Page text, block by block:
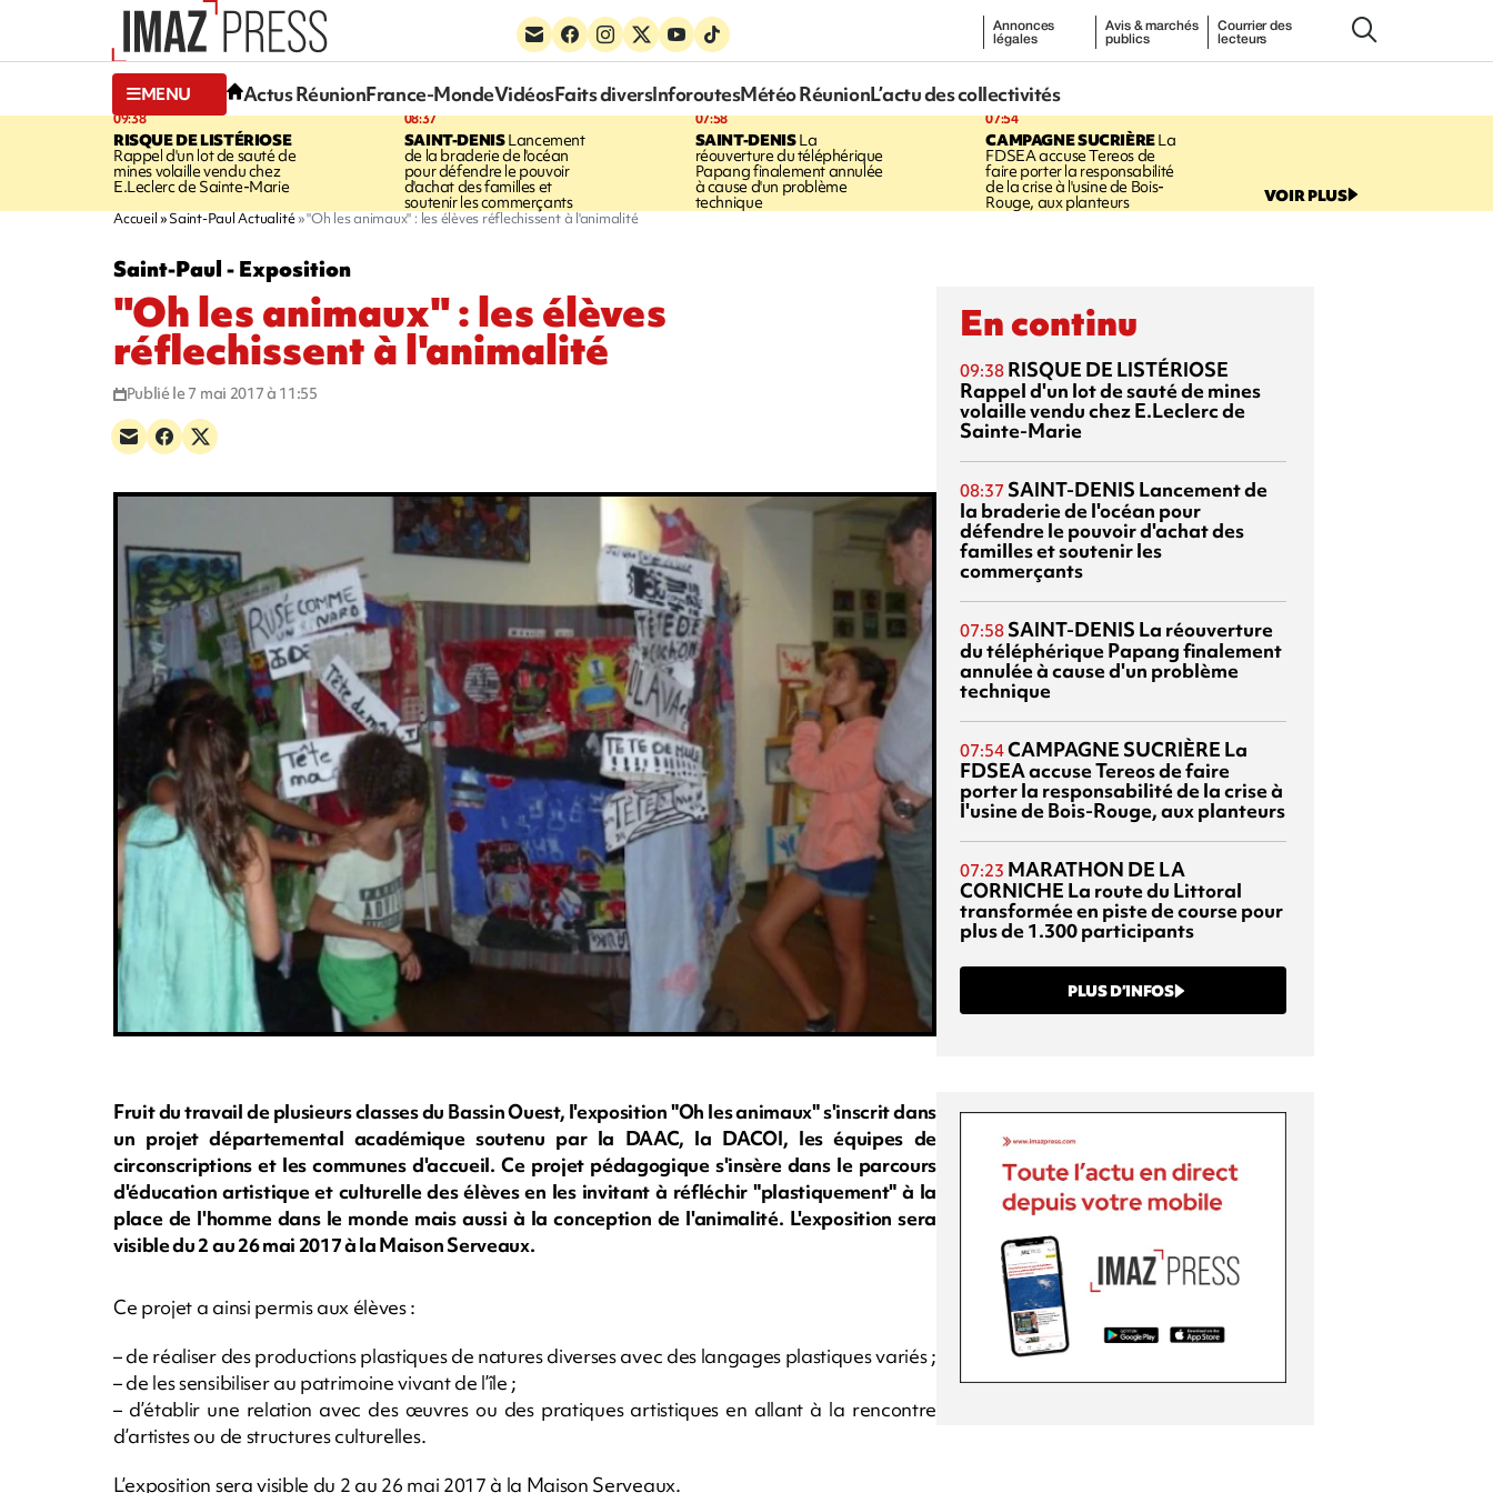
Annonces
légales
Avis & marchés
publics
Courrier des
lecteurs
MENU Actus RéunionFrance-MondeVidéosFaits diversInforoutesMétéo RéunionL’actu des collectivités
09:38
RISQUE DE LISTÉRIOSE
Rappel d'un lot de sauté de
mines volaille vendu chez
E.Leclerc de Sainte-Marie
08:37
SAINT-DENISLancement
de la braderie de l'océan
pour défendre le pouvoir
d'achat des familles et
soutenir les commerçants
07:58
SAINT-DENISLa
réouverture du téléphérique
Papang finalement annulée
à cause d'un problème
technique
07:54
CAMPAGNE SUCRIÈRELa
FDSEA accuse Tereos de
faire porter la responsabilité
de la crise à l'usine de Bois-
Rouge, aux planteurs VOIR PLUS
Accueil Saint-Paul Actualité "Oh les animaux" : les élèves réflechissent à l'animalité
Saint-Paul - Exposition
"Oh les animaux" : les élèves
réflechissent à l'animalité
Publié le 7 mai 2017 à 11:55
Fruit du travail de plusieurs classes du Bassin Ouest, l'exposition "Oh les animaux" s'inscrit dans
un projet départemental académique soutenu par la DAAC, la DACOI, les équipes de
circonscriptions et les communes d'accueil. Ce projet pédagogique s'insère dans le parcours
d'éducation artistique et culturelle des élèves en les invitant à réfléchir "plastiquement" à la
place de l'homme dans le monde mais aussi à la conception de l'animalité. L'exposition sera
visible du 2 au 26 mai 2017 à la Maison Serveaux.
Ce projet a ainsi permis aux élèves :
– de réaliser des productions plastiques de natures diverses avec des langages plastiques variés ;
– de les sensibiliser au patrimoine vivant de l’île ;
– d’établir une relation avec des œuvres ou des pratiques artistiques en allant à la rencontre
d’artistes ou de structures culturelles.
L’exposition sera visible du 2 au 26 mai 2017 à la Maison Serveaux.
En continu
09:38 RISQUE DE LISTÉRIOSE
Rappel d'un lot de sauté de mines
volaille vendu chez E.Leclerc de
Sainte-Marie
08:37 SAINT-DENIS Lancement de
la braderie de l'océan pour
défendre le pouvoir d'achat des
familles et soutenir les
commerçants
07:58 SAINT-DENIS La réouverture
du téléphérique Papang finalement
annulée à cause d'un problème
technique
07:54CAMPAGNE SUCRIÈRE La
FDSEA accuse Tereos de faire
porter la responsabilité de la crise à
l'usine de Bois-Rouge, aux planteurs
07:23 MARATHON DE LA
CORNICHE La route du Littoral
transformée en piste de course pour
plus de 1.300 participants
PLUS D’INFOS